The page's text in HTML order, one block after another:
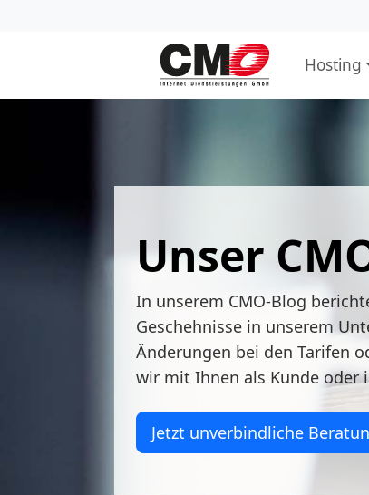
Hosting
Unser
In unserem CMO-Blog
Geschehnisse in unserem
Änderungen bei den Tarifen
wir mit Ihnen als Kunde oder
Jetzt unverbindliche